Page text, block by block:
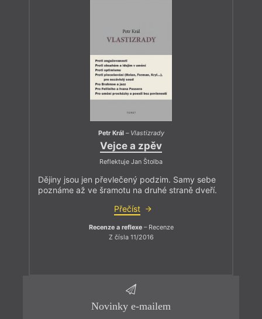
Petr Král– Vlastizrady
Vejce a zpěv
Reflektuje Jan Štolba
Dějiny jsou jen převlečený podzim. Samy sebe
poznáme až ve šramotu na druhé straně dveří.
Přečíst
Recenze a reflexe– Recenze
Z čísla 11/2016
Novinky e-mailem